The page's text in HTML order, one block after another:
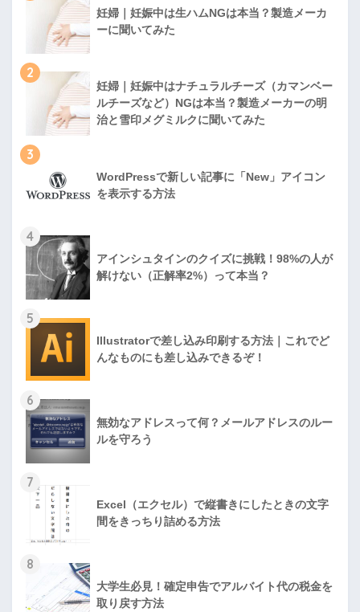
妊婦｜妊娠中は生ハムNGは本当？製造メーカ
ーに聞いてみた
2
妊婦｜妊娠中はナチュラルチーズ（カマンベー
ルチーズなど）NGは本当？製造メーカーの明
治と雪印メグミルクに聞いてみた
3
WordPressで新しい記事に「New」アイコン
を表示する方法
4
アインシュタインのクイズに挑戦！98%の人が
解けない（正解率2%）って本当？
5
Illustratorで差し込み印刷する方法｜これでど
んなものにも差し込みできるぞ！
6
無効なアドレスって何？メールアドレスのルー
ルを守ろう
7
Excel（エクセル）で縦書きにしたときの文字
間をきっちり詰める方法
8
大学生必見！確定申告でアルバイト代の税金を
取り戻す方法